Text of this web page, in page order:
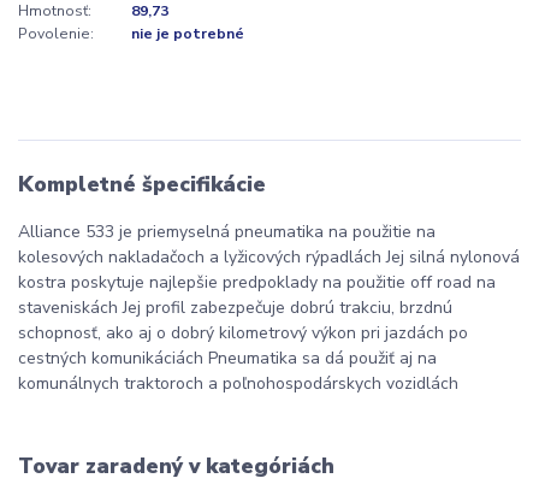
Hmotnosť:
89,73
Povolenie:
nie je potrebné
Kompletné špecifikácie
Alliance 533 je priemyselná pneumatika na použitie na
kolesových nakladačoch a lyžicových rýpadlách Jej silná nylonová
kostra poskytuje najlepšie predpoklady na použitie off road na
staveniskách Jej profil zabezpečuje dobrú trakciu, brzdnú
schopnosť, ako aj o dobrý kilometrový výkon pri jazdách po
cestných komunikáciách Pneumatika sa dá použiť aj na
komunálnych traktoroch a poľnohospodárskych vozidlách
Tovar zaradený v kategóriách